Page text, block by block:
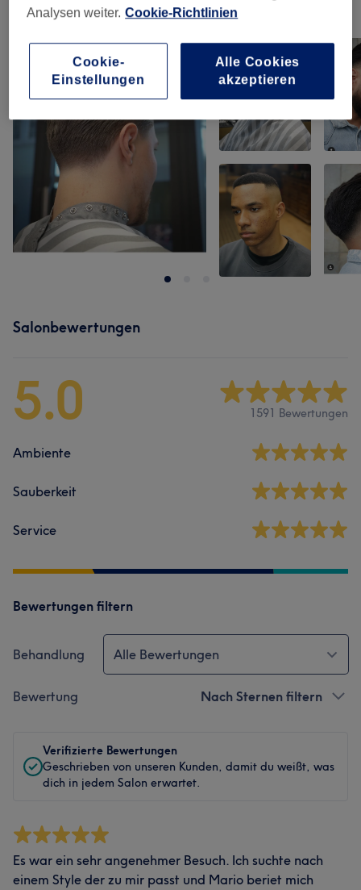
Unsere Arbeit
Salonbewertungen
5.0 1591 Bewertungen
Ambiente
Sauberkeit
Service
Bewertungen filtern
Behandlung Alle Bewertungen
Bewertung Nach Sternen filtern
Verifizierte Bewertungen
Geschrieben von unseren Kunden, damit du weißt, was
dich in jedem Salon erwartet.
Es war ein sehr angenehmer Besuch. Ich suchte nach
einem Style der zu mir passt und Mario beriet mich
Analysen weiter. Cookie-Richtlinien
Alle Cookies
akzeptieren
Cookie-
Einstellungen